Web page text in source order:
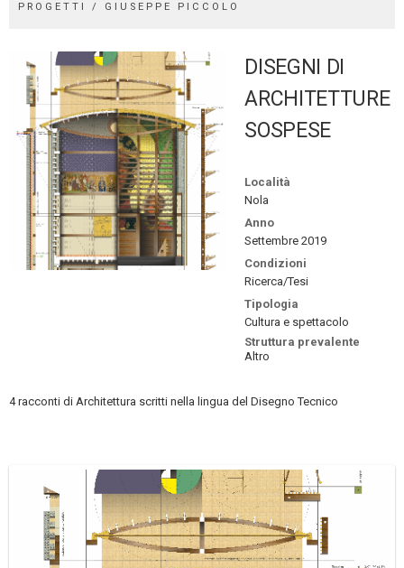
PROGETTI / GIUSEPPE PICCOLO
DISEGNI DI
ARCHITETTURE
SOSPESE
Località
Nola
Anno
Settembre 2019
Condizioni
Ricerca/Tesi
Tipologia
Cultura e spettacolo
Struttura prevalente
Altro
4 racconti di Architettura scritti nella lingua del Disegno Tecnico